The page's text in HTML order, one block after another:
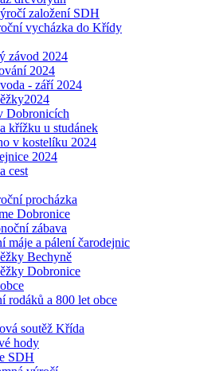
založení SDH
vycházka do Křídy
závod 2024
2024
- září 2024
Dobronicích
křížku u studánek
v kostelíku 2024
2024
cest
procházka
Dobronice
zábava
máje a pálení čarodejnic
Bechyně
Dobronice
rodáků a 800 let obce
soutěž Křída
hody
SDH